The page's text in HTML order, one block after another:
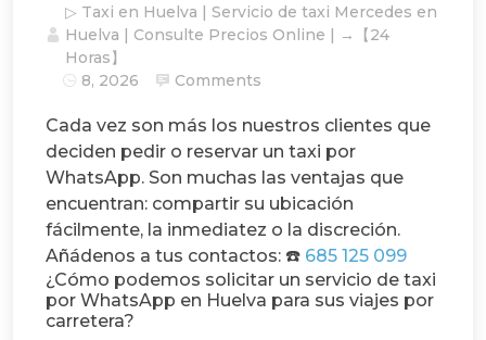
▷ Taxi en Huelva | Servicio de taxi Mercedes en
Huelva | Consulte Precios Online | →【24
Horas】
8, 2026
Comments
Cada vez son más los nuestros clientes que
deciden pedir o reservar un taxi por
WhatsApp. Son muchas las ventajas que
encuentran: compartir su ubicación
fácilmente, la inmediatez o la discreción.
Añádenos a tus contactos: ☎️ 685 125 099
¿Cómo podemos solicitar un servicio de taxi
por WhatsApp en Huelva para sus viajes por
carretera?